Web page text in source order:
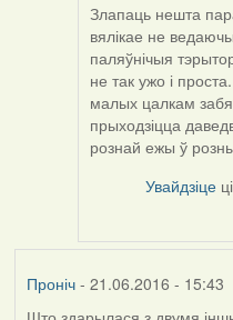
In
reply
to
by
Дарья
(госць)
Злапаць нешта
вялікае не
паляўнічыя
не так ужо і
малых цалкам
прыходзіцца
рознай ежы ў
Увайдзіце
Проніч- 21.06.2016 - 15:43